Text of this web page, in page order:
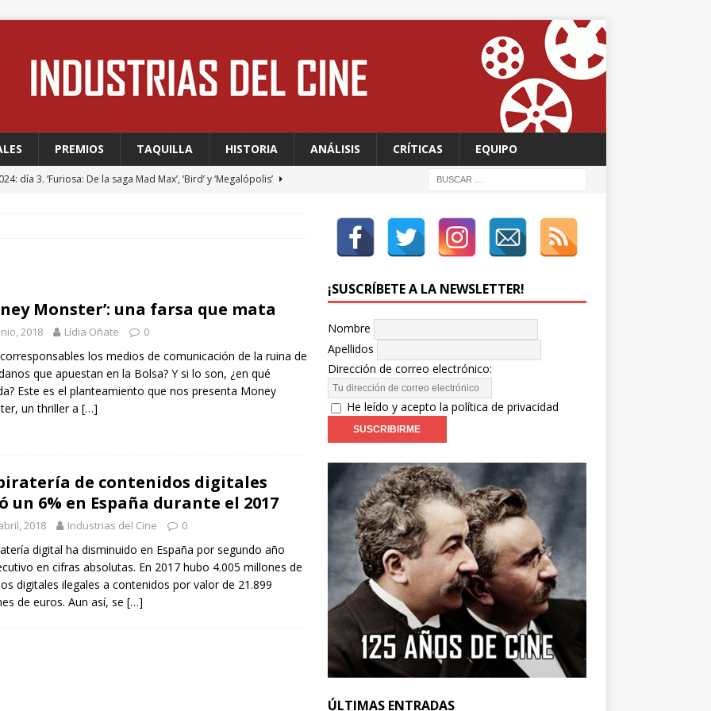
PREMIOS TAQUILLA HISTORIA ANÁLISIS CRÍTICAS EQUIPO
día 3. ‘Furiosa: De la saga Mad Max’, ‘Bird’ y ‘Megalópolis’
WAGNER: “Con las series, estamos hablando de una forma de
día 4. ‘Los hiperbóreos’ y ‘Kinds of Kindness’ FESTIVALES
Monster’: una farsa que mata
2018 Lídia Oñate 0
los medios de comunicación de la ruina de
que apuestan en la Bolsa? Y si lo son, ¿en qué
Este es el planteamiento que nos presenta Money
un thriller a […]
de contenidos digitales
un 6% en España durante el 2017
2018 Industrias del Cine 0
digital ha disminuido en España por segundo año
en cifras absolutas. En 2017 hubo 4.005 millones de
digitales ilegales a contenidos por valor de 21.899
de euros. Aun así, se […]
¡SUSCRÍBETE A LA NEWSLETTER!
Nombre
Apellidos
Dirección de correo electrónico:
He leído y acepto la política de privacidad
ÚLTIMAS ENTRADAS